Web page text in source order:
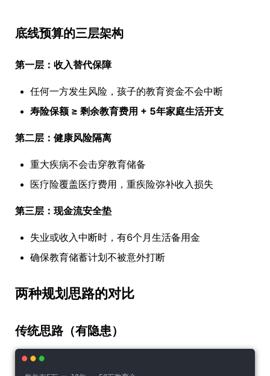
底线预算的三层架构
第一层：收入替代保障
任何一方发生风险，孩子的教育资金不会中断
寿险保额 ≥ 剩余教育费用 + 5年家庭生活开支
第二层：健康风险隔离
重大疾病不会击穿教育储备
医疗险覆盖医疗费用，重疾险弥补收入损失
第三层：现金流安全垫
失业或收入中断时，有6个月生活备用金
确保教育储蓄计划不被意外打断
两种规划思路的对比
传统思路（有隐患）